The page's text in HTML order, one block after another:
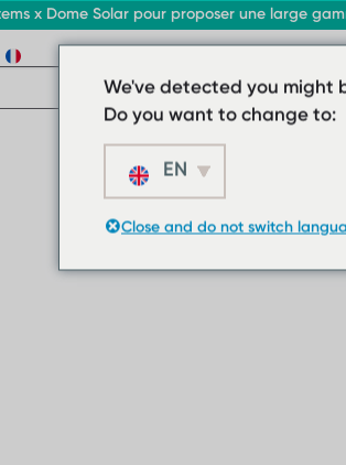
x Dome Solar pour proposer une large
We've detected you might
Do you want to change to:
EN
Close and do not switch